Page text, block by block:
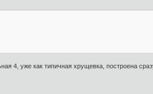
4, уже как типичная хрущевка, построена